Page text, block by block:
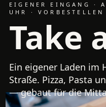
EIGENER EINGANG ·
UHR ·
Take
Ein eigener Laden im
Straße. Pizza, Pasta
— gebaut für die